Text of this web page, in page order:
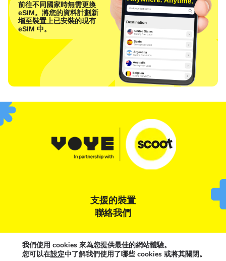
前往不同國家時無需更換
eSIM。將您的資料計劃新
增至裝置上已安裝的現有
eSIM 中。
支援的裝置
聯絡我們
條款與條件 隱私權聲明 Cookie 政策
我們使用 cookies 來為您提供最佳的網站體驗。
您可以在設定中了解我們使用了哪些 cookies 或將其關閉。